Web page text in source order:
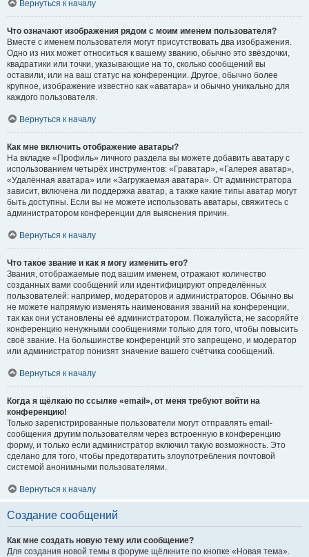
Вернуться к началу
Что означают изображения рядом с моим именем пользователя?
Вместе с именем пользователя могут присутствовать два изображения.
Одно из них может относиться к вашему званию, обычно это звёздочки,
квадратики или точки, указывающие на то, сколько сообщений вы
оставили, или на ваш статус на конференции. Другое, обычно более
крупное, изображение известно как «аватара» и обычно уникально для
каждого пользователя.
Вернуться к началу
Как мне включить отображение аватары?
На вкладке «Профиль» личного раздела вы можете добавить аватару с
использованием четырёх инструментов: «Граватар», «Галерея аватар»,
«Удалённая аватара» или «Загружаемая аватара». От администратора
зависит, включена ли поддержка аватар, а также какие типы аватар могут
быть доступны. Если вы не можете использовать аватары, свяжитесь с
администратором конференции для выяснения причин.
Вернуться к началу
Что такое звание и как я могу изменить его?
Звания, отображаемые под вашим именем, отражают количество
созданных вами сообщений или идентифицируют определённых
пользователей: например, модераторов и администраторов. Обычно вы
не можете напрямую изменять наименования званий на конференции,
так как они установлены её администратором. Пожалуйста, не засоряйте
конференцию ненужными сообщениями только для того, чтобы повысить
своё звание. На большинстве конференций это запрещено, и модератор
или администратор понизят значение вашего счётчика сообщений.
Вернуться к началу
Когда я щёлкаю по ссылке «email», от меня требуют войти на
конференцию!
Только зарегистрированные пользователи могут отправлять email-
сообщения другим пользователям через встроенную в конференцию
форму, и только если администратор включил такую возможность. Это
сделано для того, чтобы предотвратить злоупотребления почтовой
системой анонимными пользователями.
Вернуться к началу
Создание сообщений
Как мне создать новую тему или сообщение?
Для создания новой темы в форуме щёлкните по кнопке «Новая тема».